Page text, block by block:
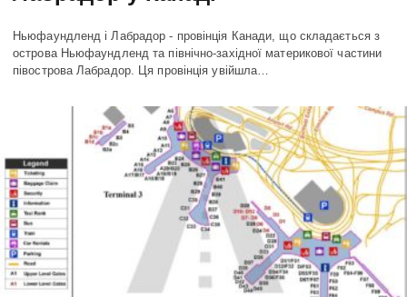
Ньюфаундленд і Лабрадор - провінція Канади, що складається з
острова Ньюфаундленд та північно-західної материкової частини
півострова Лабрадор. Ця провінція увійшла…